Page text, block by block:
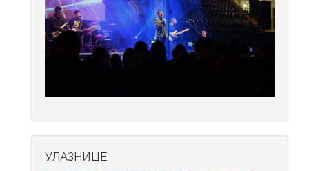
УЛАЗНИЦЕ